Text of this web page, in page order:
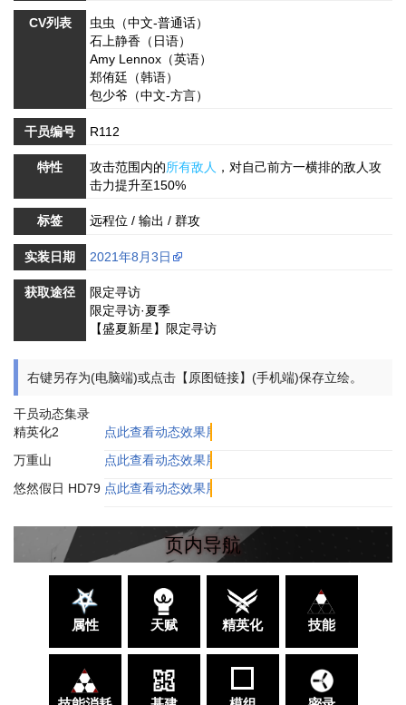
CV列表
虫虫（中文-普通话）
石上静香（日语）
Amy Lennox（英语）
郑侑廷（韩语）
包少爷（中文-方言）
干员编号 R112
特性 攻击范围内的所有敌人 ，对自己前方一横排的敌人攻
击力提升至150%
标签 远程位 / 输出 / 群攻
实装日期 2021年8月3日
获取途径
限定寻访
限定寻访·夏季
【盛夏新星】限定寻访
右键另存为(电脑端)或点击【原图链接】(手机端)保存立绘。
干员动态集录
精英化2
点此查看动态效果展示
万重山
点此查看动态效果展示
悠然假日 HD79 点此查看动态效果展示
页内导航
属性 天赋 精英化 技能